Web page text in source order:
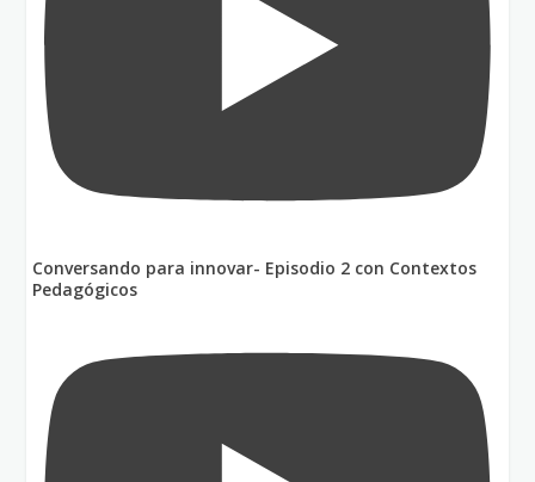
Conversando para innovar- Episodio 2 con Contextos
Pedagógicos